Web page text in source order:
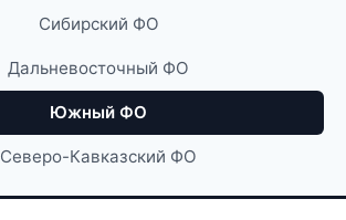
Сибирский ФО
Дальневосточный ФО
Южный ФО
Северо-Кавказский ФО